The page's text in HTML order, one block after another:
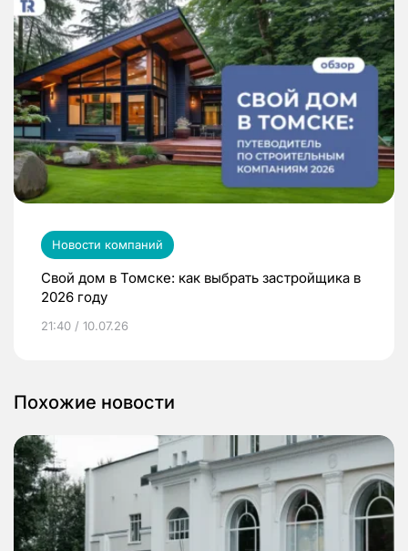
Новости компаний
Свой дом в Томске: как выбрать застройщика в
2026 году
21:40 / 10.07.26
Похожие новости